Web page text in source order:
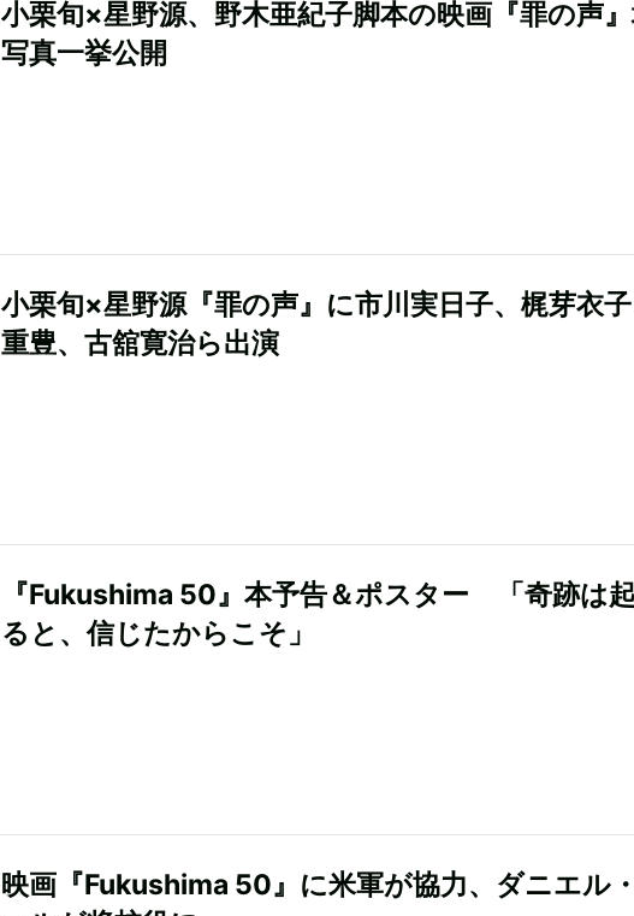
小栗旬×星野源、野木亜紀子脚本の映画『罪の声
写真一挙公開
小栗旬×星野源『罪の声』に市川実日子、梶芽衣
重豊、古舘寛治ら出演
『Fukushima 50』本予告＆ポスター 「奇跡は
ると、信じたからこそ」
映画『Fukushima 50』に米軍が協力、ダニエル